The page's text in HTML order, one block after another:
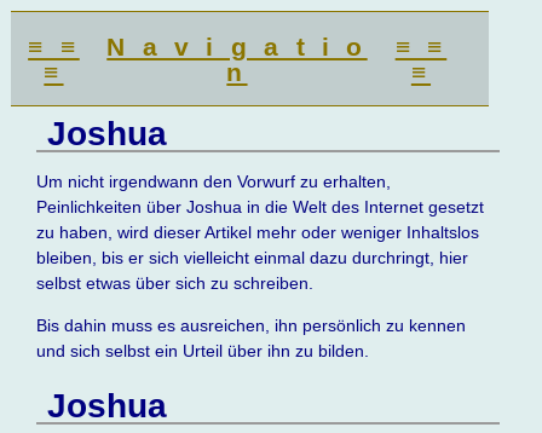
≡ ≡
≡
N a v i g a t i o
n
≡ ≡
≡
Joshua
Um nicht irgendwann den Vorwurf zu erhalten,
Peinlichkeiten über Joshua in die Welt des Internet gesetzt
zu haben, wird dieser Artikel mehr oder weniger Inhaltslos
bleiben, bis er sich vielleicht einmal dazu durchringt, hier
selbst etwas über sich zu schreiben.
Bis dahin muss es ausreichen, ihn persönlich zu kennen
und sich selbst ein Urteil über ihn zu bilden.
Joshua